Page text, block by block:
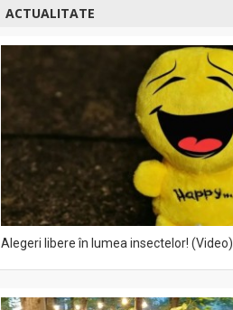
ACTUALITATE
Alegeri libere în lumea insectelor! (Video)